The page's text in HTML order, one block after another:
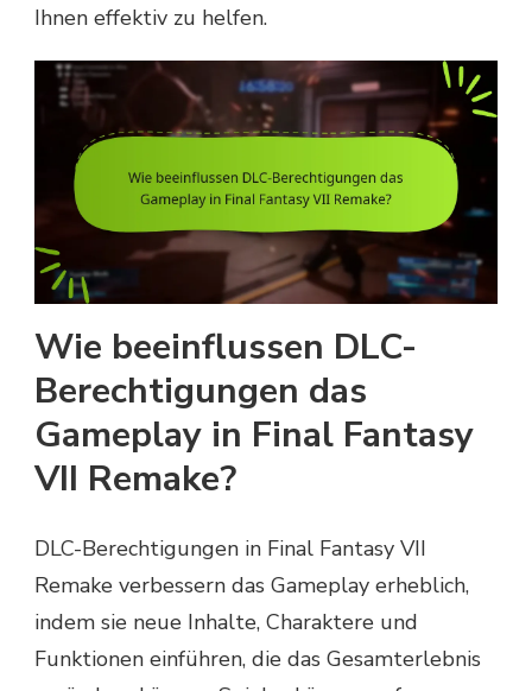
Ihnen effektiv zu helfen.
Wie beeinflussen DLC-
Berechtigungen das
Gameplay in Final Fantasy
VII Remake?
DLC-Berechtigungen in Final Fantasy VII
Remake verbessern das Gameplay erheblich,
indem sie neue Inhalte, Charaktere und
Funktionen einführen, die das Gesamterlebnis